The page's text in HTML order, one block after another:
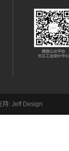
持: Jeff Design